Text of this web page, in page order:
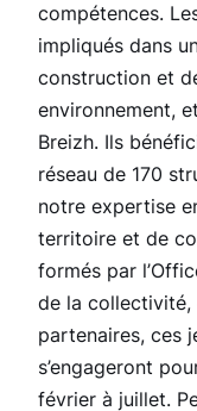
compétences.
impliqués dans
construction et
environnement,
Breizh. Ils
réseau de 170
notre expertise
territoire et de
formés par
de la collectivité,
partenaires, ces
s’engageront
février à juillet.